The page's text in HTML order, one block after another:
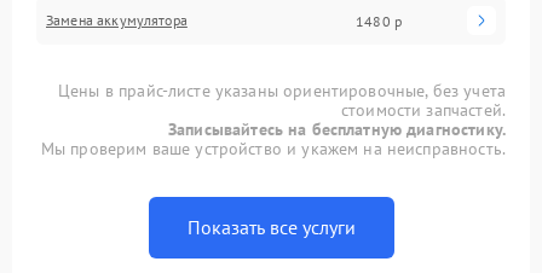
Замена аккумулятора 1480 р
Цены в прайс-листе указаны ориентировочные, без учета
стоимости запчастей.
Записывайтесь на бесплатную диагностику.
Мы проверим ваше устройство и укажем на неисправность.
Показать все услуги